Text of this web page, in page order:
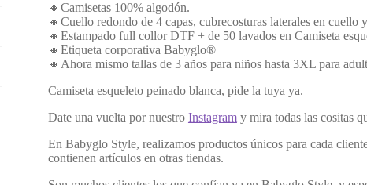
🔸Camisetas 100% algodón.
🔸Cuello redondo de 4 capas, cubrecosturas laterales en cuello
🔸Estampado full collor DTF + de 50 lavados en Camiseta
🔸Etiqueta corporativa Babyglo®
🔸Ahora mismo tallas de 3 años para niños hasta 3XL para
Camiseta esqueleto peinado blanca, pide la tuya ya.
Date una vuelta por nuestro Instagramy mira todas las cositas
En Babyglo Style, realizamos productos únicos para cada
contienen artículos en otras tiendas.